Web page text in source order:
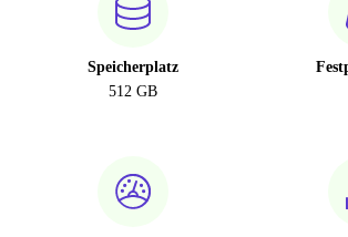
Speicherplatz
512 GB